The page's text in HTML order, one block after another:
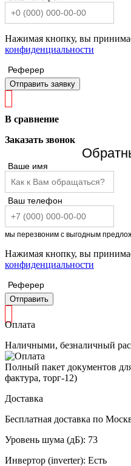
Нажимая кнопку, вы
конфиденциальности
Реферер
Отправить заявку
В сравнение
Заказать звонок
Ваше имя
Ваш телефон
мы перезвоним с выгодным
Нажимая кнопку, вы
конфиденциальности
Реферер
Отправить
Оплата
Наличными, безналичный
Полный пакет документов
фактура, торг-12)
Доставка
Бесплатная доставка по
Уровень шума (дБ): 73
Инвертор (inverter): Есть